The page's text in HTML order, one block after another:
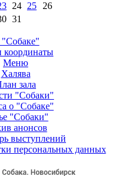
24 25
26
31
Меню
Халява
зала
"Собаки"
о "Собаке"
"Собаки"
анонсов
выступлений
персональных данных